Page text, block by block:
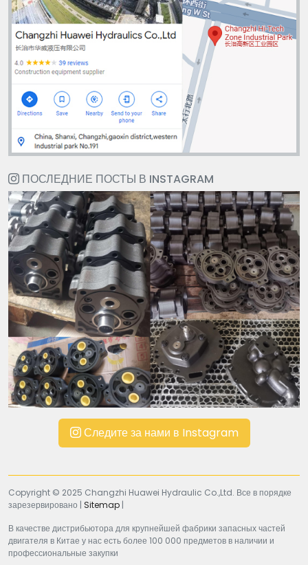
ПОСЛЕДНИЕ ПОСТЫ В INSTAGRAM
Следите за нами в Instagram
Copyright © 2025 Changzhi Huawei Hydraulic Co.,Ltd. Все в порядке
зарезервировано | Sitemap
В качестве дистрибьютора для крупнейшей фабрики запасных частей
двигателя в Китае у нас есть более 100 000 предметов в наличии и
профессиональные закупки